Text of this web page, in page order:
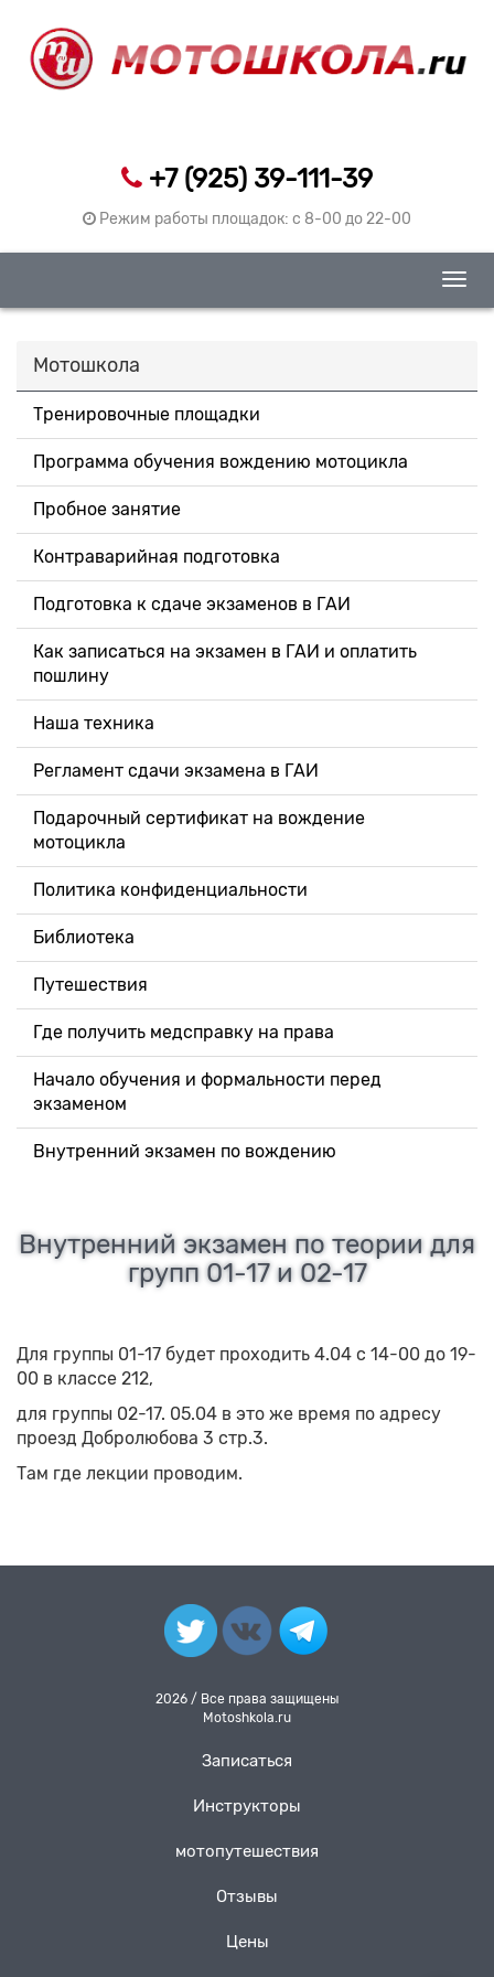
+7 (925) 39-111-39
Режим работы площадок: c 8-00 до 22-00
Мотошкола
Тренировочные площадки
Программа обучения вождению мотоцикла
Пробное занятие
Контраварийная подготовка
Подготовка к сдаче экзаменов в ГАИ
Как записаться на экзамен в ГАИ и оплатить
пошлину
Наша техника
Регламент сдачи экзамена в ГАИ
Подарочный сертификат на вождение
мотоцикла
Политика конфиденциальности
Библиотека
Путешествия
Где получить медсправку на права
Начало обучения и формальности перед
экзаменом
Внутренний экзамен по вождению
Внутренний экзамен по теории для
групп 01-17 и 02-17
Для группы 01-17 будет проходить 4.04 с 14-00 до 19-
00 в классе 212,
для группы 02-17. 05.04 в это же время по адресу
проезд Добролюбова 3 стр.3.
Там где лекции проводим.
2026 / Все права защищены
Motoshkola.ru
Записаться
Инструкторы
мотопутешествия
Отзывы
Цены